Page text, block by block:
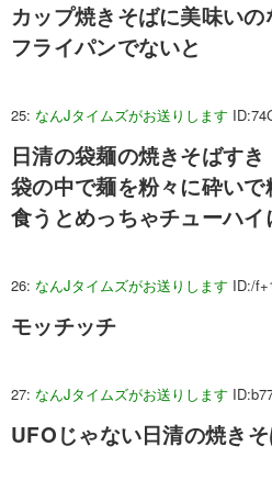
カップ焼きそばに美味いの
フライパンでないと
25: なんJタイムズがお送りします
日清の袋麺の焼きそばすき
袋の中で麺を粉々に砕い
食うとめっちゃチューハ
26: なんJタイムズがお送りします ID:/
モッチッチ
27: なんJタイムズがお送りします
UFOじゃない日清の焼き